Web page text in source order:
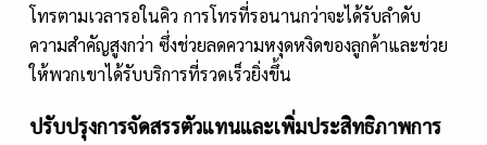
โทรตามเวลารอในคิว การโทรที่รอนานกว่าจะได้รับลำดับ
ความสำคัญสูงกว่า ซึ่งช่วยลดความหงุดหงิดของลูกค้าและช่วย
ให้พวกเขาได้รับบริการที่รวดเร็วยิ่งขึ้น
ปรับปรุงการจัดสรรตัวแทนและเพิ่มประสิทธิภาพการ